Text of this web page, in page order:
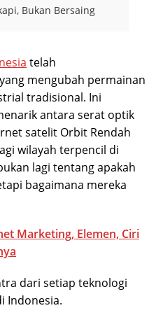
Bukan Bersaing
telah
mengubah permainan
tradisional. Ini
antara serat optik
satelit Orbit Rendah
wilayah terpencil di
lagi tentang apakah
bagaimana mereka
Marketing, Elemen, Ciri
dari setiap teknologi
Indonesia.